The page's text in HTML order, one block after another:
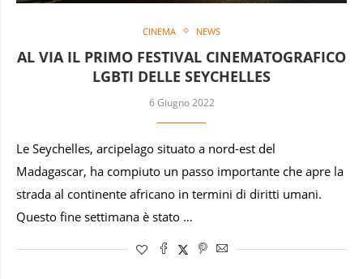
CINEMA NEWS
AL VIA IL PRIMO FESTIVAL CINEMATOGRAFICO
LGBTI DELLE SEYCHELLES
6 Giugno 2022
Le Seychelles, arcipelago situato a nord-est del
Madagascar, ha compiuto un passo importante che apre la
strada al continente africano in termini di diritti umani.
Questo fine settimana è stato …